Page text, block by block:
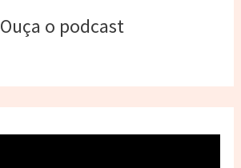
Ouça o podcast